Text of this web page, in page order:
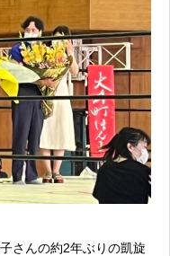
さんの約2年ぶりの凱旋